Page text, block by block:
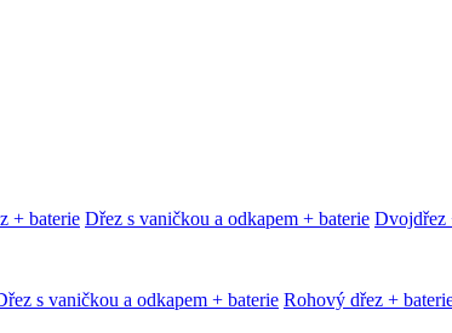
+ baterie Dřez s vaničkou a odkapem + baterie Dvojdřez
s vaničkou a odkapem + baterie Rohový dřez +